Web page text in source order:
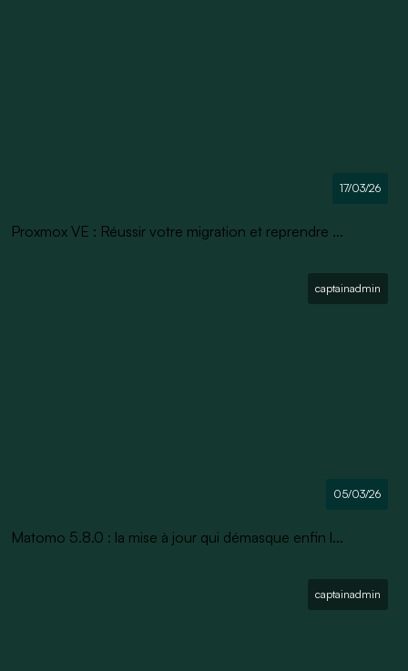
17/03/26
Proxmox VE : Réussir votre migration et reprendre ...
captainadmin
05/03/26
Matomo 5.8.0 : la mise à jour qui démasque enfin l...
captainadmin